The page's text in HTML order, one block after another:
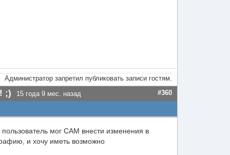
Администратор запретил публиковать записи гостям.
;) 15 года 9 мес. назад #360
мог САМ внести изменения в
и хочу иметь возможно